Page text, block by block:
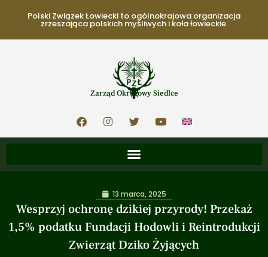
Polski Związek Łowiecki to ogólnokrajowa organizacja
zrzeszająca polskich myśliwych i koła łowieckie.
Zarząd Okręgowy Siedlce
Wesprzyj ochronę dzikiej przyrody! Przekaż
1,5% podatku Fundacji Hodowli i Reintrodukcji
Zwierząt Dziko Żyjących
13 marca, 2025